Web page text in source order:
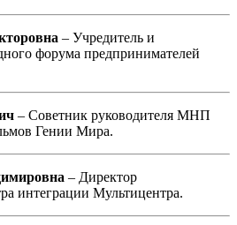
– Учредитель и
форума предпринимателей
– Советник руководителя МНП
Гении Мира.
– Директор
интеграции Мультицентра.